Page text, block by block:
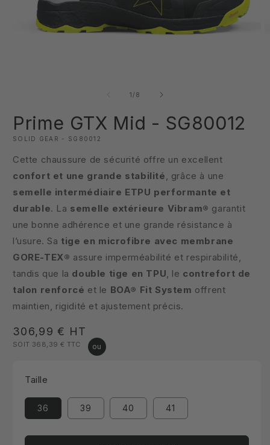
une
fenêtre
modale
1 /de
8
Prime GTX Mid - SG80012
SOLID GEAR - SG80012
Cette chaussure de sécurité offre un excellent
confort et une grande stabilité, grâce à une
semelle intermédiaire ETPU performante et
durable. La semelle extérieure Vibram® garantit
une bonne adhérence et une grande résistance à
l’usure. Sa tige en microfibre avec membrane
GORE-TEX® assure imperméabilité et respirabilité,
tandis que la double tige en TPU, le contrefort de
talon renforcé et le BOA® Fit System offrent
maintien, rigidité et ajustement précis.
Prix
habituel
306,99 € HT
SOIT 368,39 € TTC
Taille
36 39 40 41